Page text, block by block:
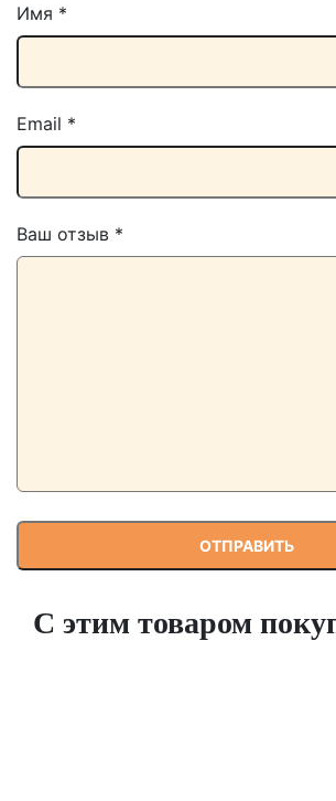
Имя *
Email *
Ваш отзыв *
С этим товаром